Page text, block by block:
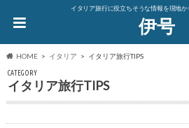
イタリア旅行に役立ちそうな情報を現地
伊号
HOME イタリア イタリア旅行TIPS
CATEGORY
イタリア旅行TIPS